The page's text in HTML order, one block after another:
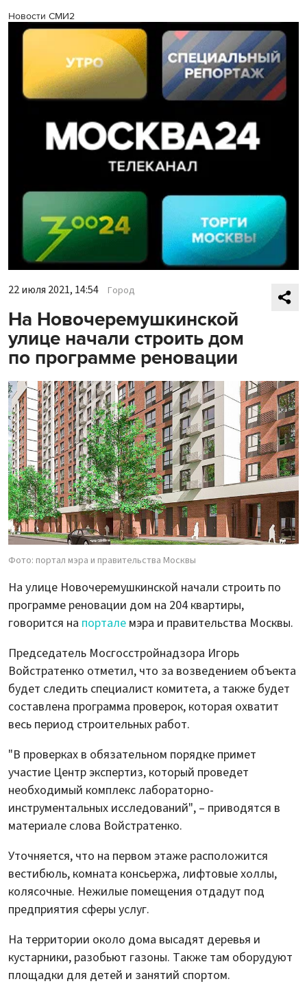
Новости СМИ2
22 июля 2021, 14:54 Город
На Новочеремушкинской
улице начали строить дом
по программе реновации
Фото: портал мэра и правительства Москвы
На улице Новочеремушкинской начали строить по
программе реновации дом на 204 квартиры,
говорится на портале мэра и правительства Москвы.
Председатель Мосгосстройнадзора Игорь
Войстратенко отметил, что за возведением объекта
будет следить специалист комитета, а также будет
составлена программа проверок, которая охватит
весь период строительных работ.
"В проверках в обязательном порядке примет
участие Центр экспертиз, который проведет
необходимый комплекс лабораторно-
инструментальных исследований", – приводятся в
материале слова Войстратенко.
Уточняется, что на первом этаже расположится
вестибюль, комната консьержа, лифтовые холлы,
колясочные. Нежилые помещения отдадут под
предприятия сферы услуг.
На территории около дома высадят деревья и
кустарники, разобьют газоны. Также там оборудуют
площадки для детей и занятий спортом.